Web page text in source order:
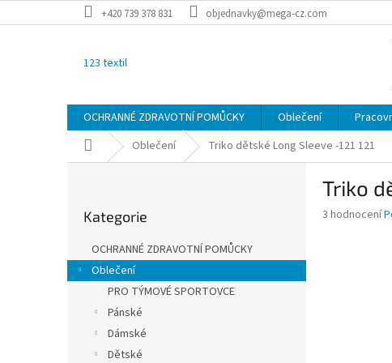
na
+420 739 378 831 objednavky@mega-cz.com
123 textil
OCHRANNÉ ZDRAVOTNÍ POMŮCKY Oblečení
Domů Oblečení Triko dětské Long Sleeve -121 121
a
n
kategorie
Kategorie
OCHRANNÉ ZDRAVOTNÍ POMŮCKY
Oblečení
PRO TÝMOVÉ SPORTOVCE
Pánské
Dámské
Dětské
Triko
Průměrné
3 hodnocení